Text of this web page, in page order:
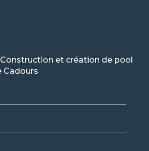
et création de pool
Cadours